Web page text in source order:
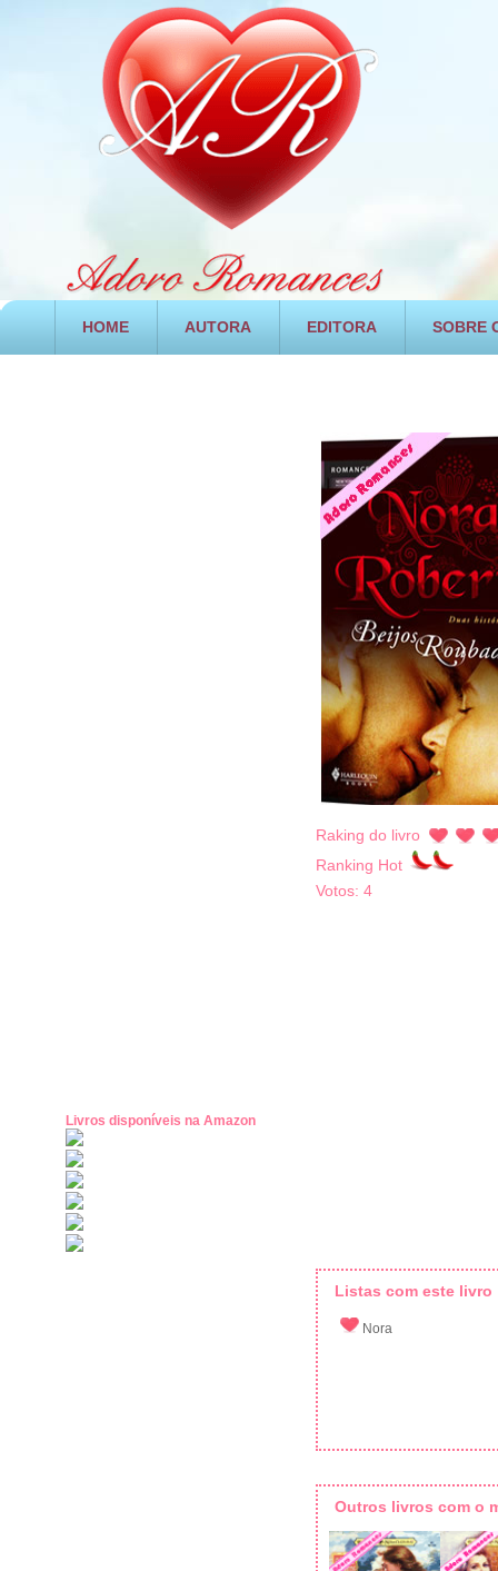
HOME AUTORA EDITORA SOBRE
Livros disponíveis na Amazon
Raking do livro
Ranking Hot
Votos: 4
Listas com este livro
Nora
Outros livros com o